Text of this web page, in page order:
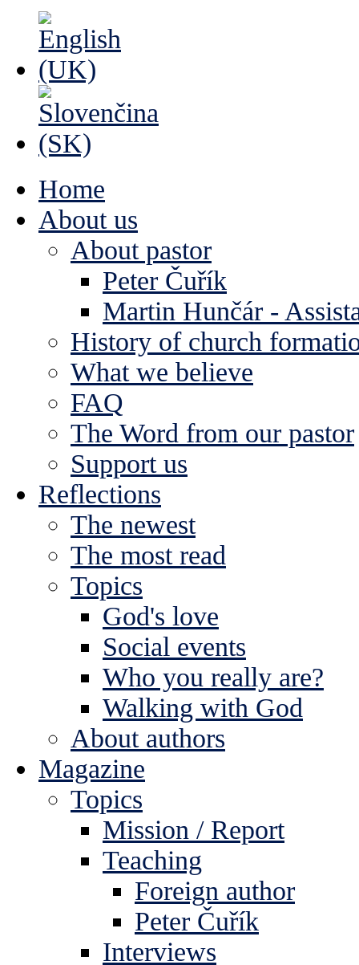
Home
About us
About pastor
Peter Čuřík
Martin Hunčár -
History of church
What we believe
FAQ
The Word from our pastor
Support us
Reflections
The newest
The most read
Topics
God's love
Social events
Who you really are?
Walking with God
About authors
Magazine
Topics
Mission / Report
Teaching
Foreign author
Peter Čuřík
Interviews